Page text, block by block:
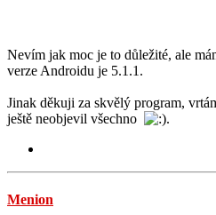
Nevím jak moc je to důležité, ale
verze Androidu je 5.1.1.
Jinak děkuji za skvělý program,
ještě neobjevil všechno
.
Menion